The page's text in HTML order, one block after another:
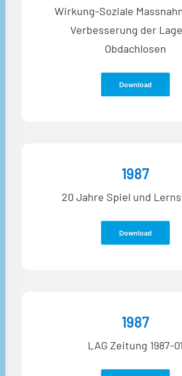
Wirkung-Soziale
Verbesserung der
Obdachlosen
Download
1987
20 Jahre Spiel und
Download
1987
LAG Zeitung 1987-01